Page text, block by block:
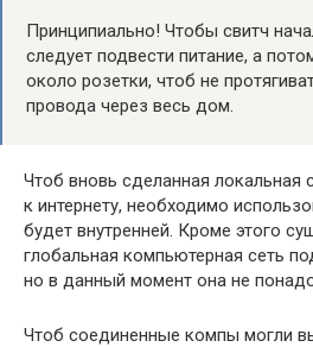
Принципиально! Чтобы свитч
следует подвести питание, а
около розетки, чтоб не
провода через весь дом.
Чтоб вновь сделанная локальная
к интернету, необходимо
будет внутренней. Кроме этого
глобальная компьютерная сеть
но в данный момент она не
Чтоб соединенные компы могли